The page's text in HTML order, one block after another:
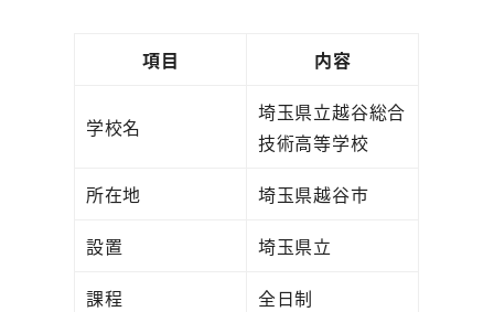
項目 内容
学校名
埼玉県立越谷総合
技術高等学校
所在地
埼玉県越谷市
設置
埼玉県立
課程
全日制